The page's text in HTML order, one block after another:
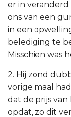
er in veranderd
ons van een
in een
belediging te
Misschien was
2. Hij zond
vorige maal
dat de prijs
opdat, zo dit